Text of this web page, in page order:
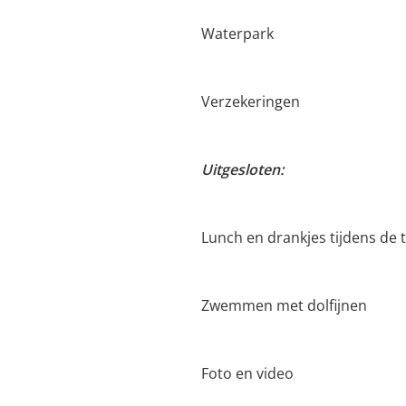
Waterpark
Verzekeringen
Uitgesloten:
Lunch en drankjes tijdens de
Zwemmen met dolfijnen
Foto en video